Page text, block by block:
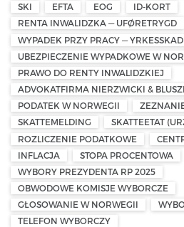
SKI
EFTA EOG
ID-KORT
RENTA INWALIDZKA — UFØRETRYGD
WYPADEK PRZY PRACY —
UBEZPIECZENIE WYPADKOWE W
PRAWO DO RENTY INWALIDZKIEJ
ADVOKATFIRMA NIERZWICKI &
PODATEK W NORWEGII
SKATTEMELDING
SKATTEETAT
ROZLICZENIE PODATKOWE
INFLACJA
STOPA PROCENTOWA
WYBORY PREZYDENTA RP 2025
OBWODOWE KOMISJE WYBORCZE
GŁOSOWANIE W NORWEGII
TELEFON WYBORCZY